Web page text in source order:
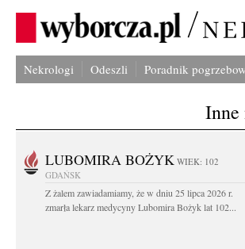
Nekrologi Odeszli Poradnik
LUBOMIRA BOŻYK WIEK: 102
GDAŃSK
Z żalem zawiadamiamy, że w dniu 25 lipca 2026 r.
zmarła lekarz medycyny Lubomira Bożyk lat 102...